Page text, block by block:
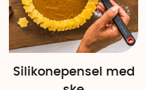
Silikonepensel med